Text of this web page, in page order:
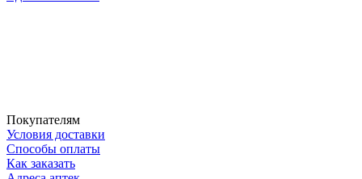
Покупателям
Условия доставки
Способы оплаты
Как заказать